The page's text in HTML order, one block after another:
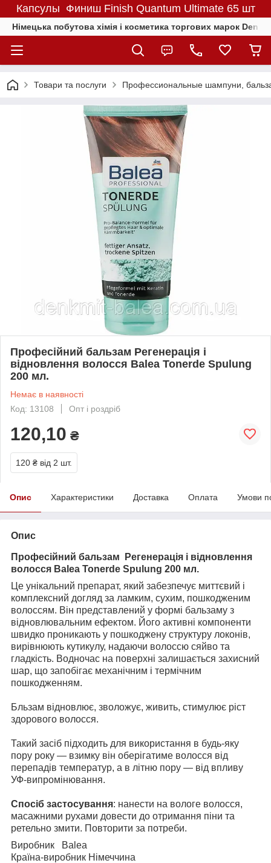
Капсулы Финиш Finish Quantum Ultimate 65 шт
Німецька побутова хімія і косметика торгових марок
Товари та послуги Профессиональные шампуни,
Професійний бальзам Регенерація і
відновлення волосся Balea Tonerde Spulung
200 мл.
Немає в наявності
Код: 13108
Опт і роздріб
120,10 ₴
120 ₴ від 2 шт.
Опис Характеристики Доставка Оплата Умови
Опис
Професійний бальзам Регенерація і відновлення
волосся Balea Tonerde Spulung 200 мл.
Це унікальний препарат, який забезпечує миттєвий і
комплексний догляд за ламким, сухим, пошкодженим
волоссям. Він представлений у формі бальзаму з
відновлювальним ефектом. Його активні компоненти
швидко проникають у пошкоджену структуру локонів,
вирівнюють кутикулу, надаючи волоссю сяйво та
гладкість. Водночас на поверхні залишається захисний
шар, що запобігає механічним і термічним
пошкодженням.
Бльзам відновлює, зволожує, живить, стимулює ріст
здорового волосся.
Такий засіб підходить для використання в будь-яку
пору року — взимку він оберігатиме волосся від
перепадів температур, а в літню пору — від впливу
УФ-випромінювання.
Спосіб застосування: нанести на вологе волосся,
масажними рухами довести до отримання піни та
ретельно змити. Повторити за потреби.
Виробник Balea
Країна-виробник Німеччина